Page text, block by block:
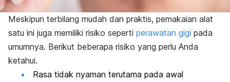
Meskipun terbilang mudah dan praktis, pemakaian alat
satu ini juga memiliki risiko seperti perawatan gigi pada
umumnya. Berikut beberapa risiko yang perlu Anda
ketahui.
Rasa tidak nyaman terutama pada awal